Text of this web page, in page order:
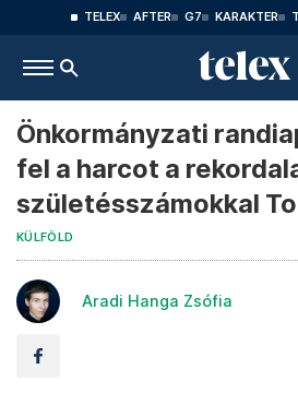
TELEX AFTER G7 KARAKTER
Önkormányzati
fel a harcot a
születésszámokkal
KÜLFÖLD
Aradi Hanga Zsófia